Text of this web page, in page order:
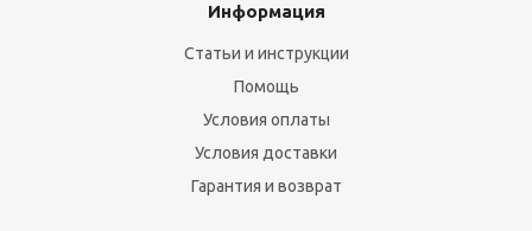
Информация
Статьи и инструкции
Помощь
Условия оплаты
Условия доставки
Гарантия и возврат